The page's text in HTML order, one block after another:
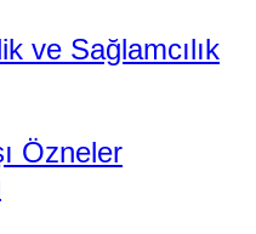
ve Sağlamcılık
Özneler